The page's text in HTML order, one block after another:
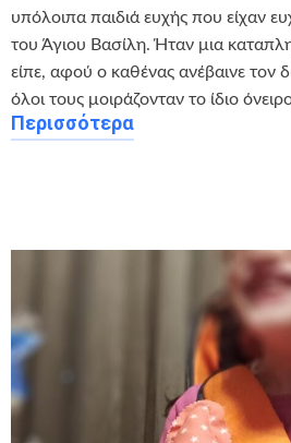
υπόλοιπα παιδιά ευχής που είχαν
του Άγιου Βασίλη. Ήταν μια
είπε, αφού ο καθένας ανέβαινε τον
όλοι τους μοιράζονταν το ίδιο
Περισσότερα